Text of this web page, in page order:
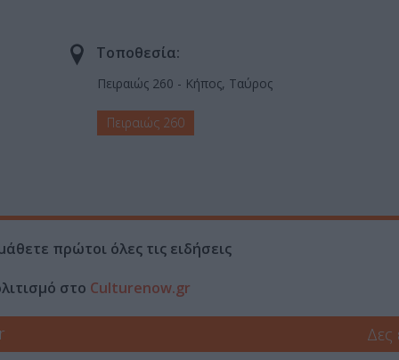
Τοποθεσία:
Πειραιώς 260 - Κήπος, Ταύρος
Πειραιώς 260
πρώτοι όλες τις ειδήσεις
στο Culturenow.gr
Δες